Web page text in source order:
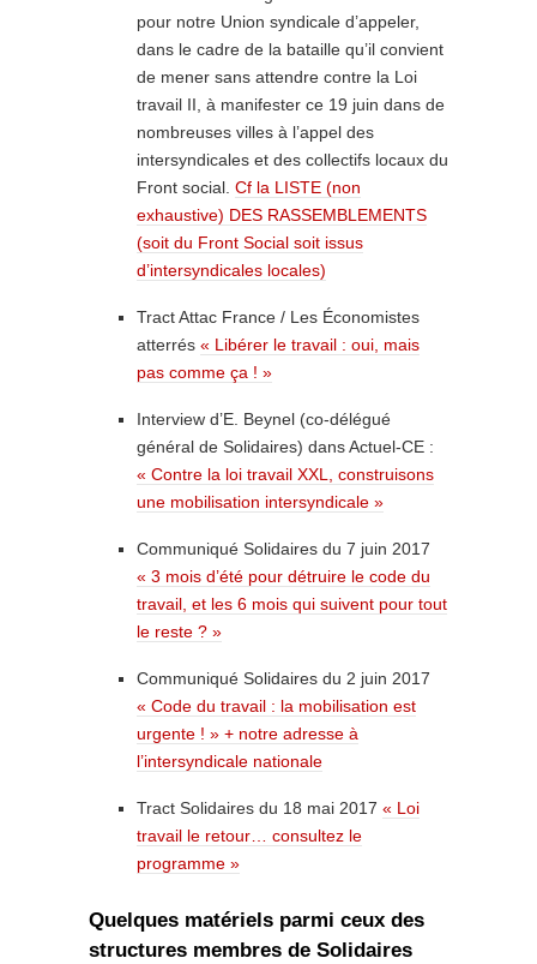
pour notre Union syndicale d’appeler,
dans le cadre de la bataille qu’il convient
de mener sans attendre contre la Loi
travail II, à manifester ce 19 juin dans de
nombreuses villes à l’appel des
intersyndicales et des collectifs locaux du
Front social. Cf la LISTE (non
exhaustive) DES RASSEMBLEMENTS
(soit du Front Social soit issus
d’intersyndicales locales)
Tract Attac France / Les Économistes
atterrés « Libérer le travail : oui, mais
pas comme ça ! »
Interview d’E. Beynel (co-délégué
général de Solidaires) dans Actuel-CE :
« Contre la loi travail XXL, construisons
une mobilisation intersyndicale »
Communiqué Solidaires du 7 juin 2017
« 3 mois d’été pour détruire le code du
travail, et les 6 mois qui suivent pour tout
le reste ? »
Communiqué Solidaires du 2 juin 2017
« Code du travail : la mobilisation est
urgente ! » + notre adresse à
l’intersyndicale nationale
Tract Solidaires du 18 mai 2017 « Loi
travail le retour… consultez le
programme »
Quelques matériels parmi ceux des
structures membres de Solidaires